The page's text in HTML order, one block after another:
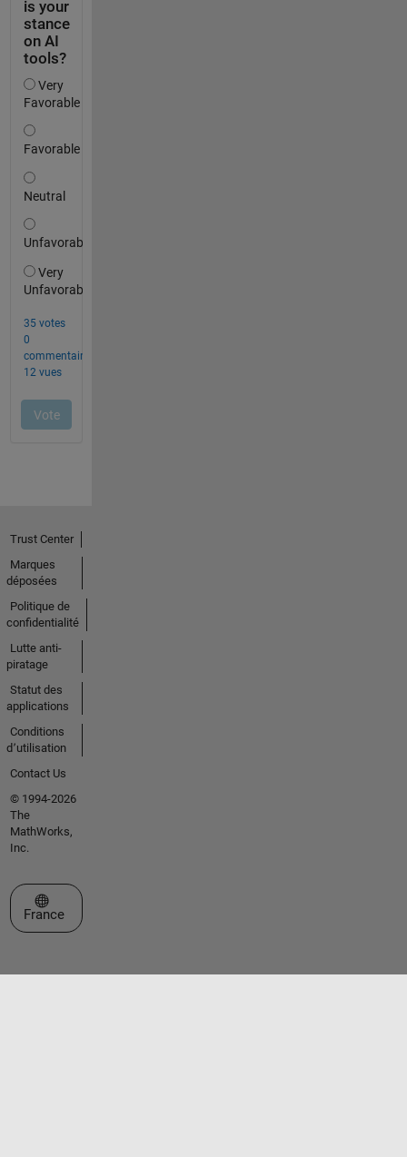
Trust Center
Marques
déposées
Politique de
confidentialité
Lutte anti-
piratage
Statut des
applications
Conditions
d՚utilisation
Contact Us
© 1994-2026
The
MathWorks,
Inc.
Sélectionner un site web
France